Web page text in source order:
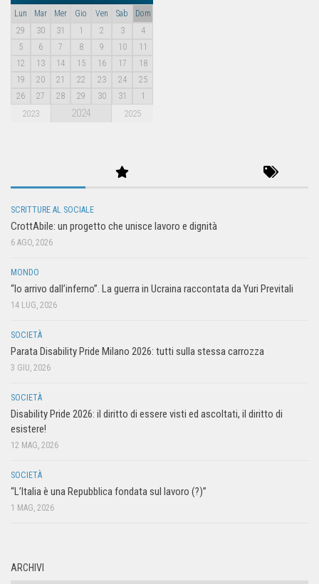
Lun Mar Mer Gio Ven Sab
Dom
29
30 31 1 2 3
4
5
6 7 8 9 10
11
12
13 14 15 16 17
18
19
20 21 22 23 24
25
26
27 28 29 30 31 1
2023 2024 2025
SCRITTURE AL SOCIALE
CrottAbile: un progetto che unisce lavoro e dignità
6 AGO, 2026
MONDO
“Io arrivo dall’inferno”. La guerra in Ucraina raccontata da Yuri Previtali
14 LUG, 2026
SOCIETÀ
Parata Disability Pride Milano 2026: tutti sulla stessa carrozza
3 GIU, 2026
SOCIETÀ
Disability Pride 2026: il diritto di essere visti ed ascoltati, il diritto di
esistere!
12 MAG, 2026
SOCIETÀ
“L’Italia è una Repubblica fondata sul lavoro (?)”
1 MAG, 2026
ARCHIVI